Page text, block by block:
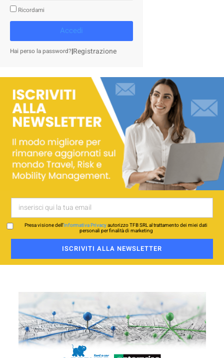
Ricordami
Accedi
Hai perso la password?|Registrazione
Presa visione dell’Informativa Privacyautorizzo TFB SRL al trattamento dei miei dati
personali per finalità di marketing
ISCRIVITI ALLA NEWSLETTER